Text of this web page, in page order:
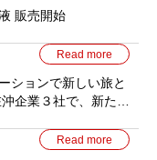
販売開始
Read more
ションで新しい旅と
企業３社で、新たな
Read more